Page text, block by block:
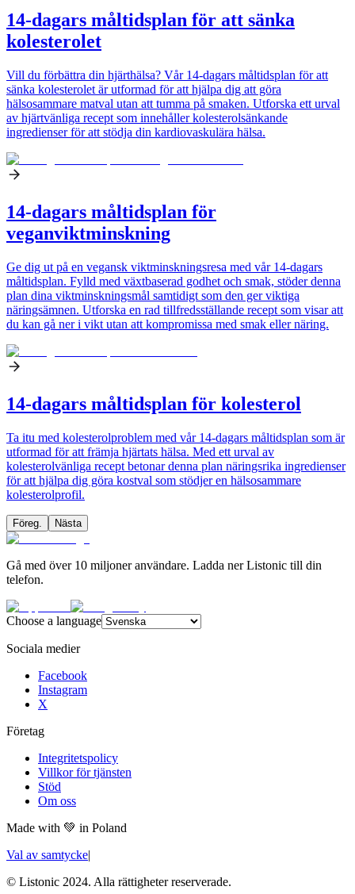
14-dagars måltidsplan för att sänka
kolesterolet
Vill du förbättra din hjärthälsa? Vår 14-dagars måltidsplan för att
sänka kolesterolet är utformad för att hjälpa dig att göra
hälsosammare matval utan att tumma på smaken. Utforska ett urval
av hjärtvänliga recept som innehåller kolesterolsänkande
ingredienser för att stödja din kardiovaskulära hälsa.
14-dagars måltidsplan för
veganviktminskning
Ge dig ut på en vegansk viktminskningsresa med vår 14-dagars
måltidsplan. Fylld med växtbaserad godhet och smak, stöder denna
plan dina viktminskningsmål samtidigt som den ger viktiga
näringsämnen. Utforska en rad tillfredsställande recept som visar att
du kan gå ner i vikt utan att kompromissa med smak eller näring.
14-dagars måltidsplan för kolesterol
Ta itu med kolesterolproblem med vår 14-dagars måltidsplan som är
utformad för att främja hjärtats hälsa. Med ett urval av
kolesterolvänliga recept betonar denna plan näringsrika ingredienser
för att hjälpa dig göra kostval som stödjer en hälsosammare
kolesterolprofil.
Föreg. Nästa
Gå med över 10 miljoner användare. Ladda ner Listonic till din
telefon.
Choose a language
Sociala medier
Facebook
Instagram
X
Företag
Integritetspolicy
Villkor för tjänsten
Stöd
Om oss
Made with 💚 in Poland
Val av samtycke|
© Listonic 2024. Alla rättigheter reserverade.